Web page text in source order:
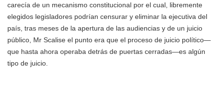
carecía de un mecanismo constitucional por el cual, libremente
elegidos legisladores podrían censurar y eliminar la ejecutiva del
país, tras meses de la apertura de las audiencias y de un juicio
público, Mr Scalise el punto era que el proceso de juicio político—
que hasta ahora operaba detrás de puertas cerradas—es algún
tipo de juicio.